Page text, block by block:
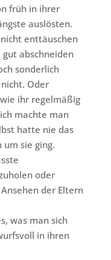
früh in ihrer
auslösten.
enttäuschen
gut abschneiden
sonderlich
Oder
ihr regelmäßig
machte man
hatte nie das
sie ging.
oder
der Eltern
was man sich
in ihren